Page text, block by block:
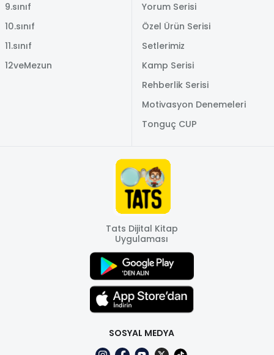
9.sınıf
10.sınıf
11.sınıf
12veMezun
Yorum Serisi
Özel Ürün Serisi
Setlerimiz
Kamp Serisi
Rehberlik Serisi
Motivasyon Denemeleri
Tonguç CUP
Tats Dijital Kitap
Uygulaması
SOSYAL MEDYA